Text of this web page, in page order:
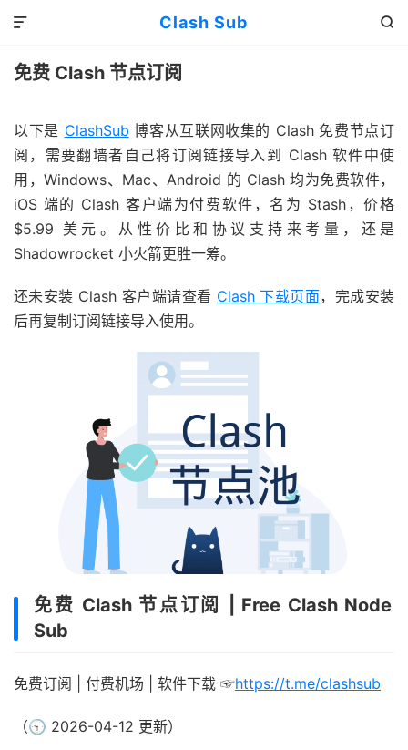
Clash Sub 

免费 Clash 节点订阅
以下是 ClashSub 博客从互联网收集的 Clash 免费节点订
阅，需要翻墙者自己将订阅链接导入到 Clash 软件中使
用，Windows、Mac、Android 的 Clash 均为免费软件，
iOS 端的 Clash 客户端为付费软件，名为 Stash，价格
$5.99 美元。从性价比和协议支持来考量，还是
Shadowrocket 小火箭更胜一筹。
还未安装 Clash 客户端请查看 Clash 下载页面，完成安装
后再复制订阅链接导入使用。
免费 Clash 节点订阅 | Free Clash Node
Sub
免费订阅 | 付费机场 | 软件下载 ☞https://t.me/clashsub
（🕤 2026-04-12 更新）